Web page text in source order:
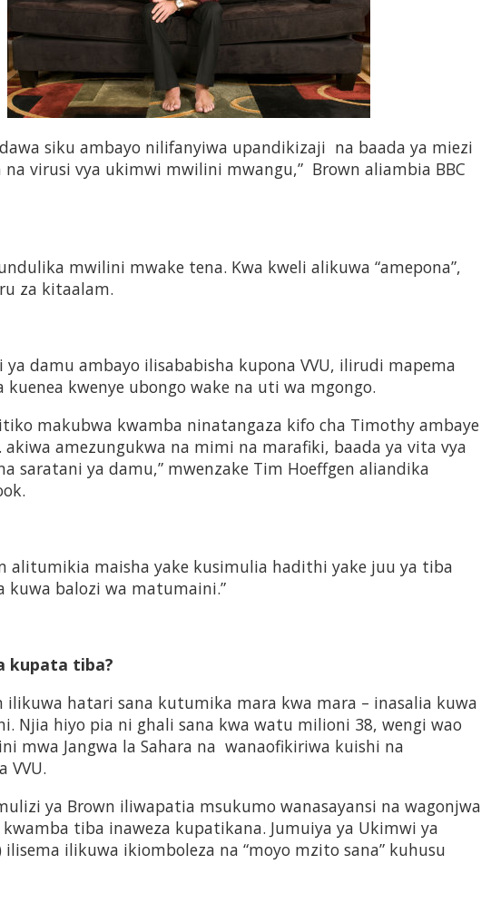
siku ambayo nilifanyiwa upandikizaji na baada ya miezi
virusi vya ukimwi mwilini mwangu,” Brown aliambia BBC
mwilini mwake tena. Kwa kweli alikuwa “amepona”,
za kitaalam.
ya damu ambayo ilisababisha kupona VVU, ilirudi mapema
kuenea kwenye ubongo wake na uti wa mgongo.
makubwa kwamba ninatangaza kifo cha Timothy ambaye
amezungukwa na mimi na marafiki, baada ya vita vya
saratani ya damu,” mwenzake Tim Hoeffgen aliandika
alitumikia maisha yake kusimulia hadithi yake juu ya tiba
kuwa balozi wa matumaini.”
kupata tiba?
ilikuwa hatari sana kutumika mara kwa mara – inasalia kuwa
Njia hiyo pia ni ghali sana kwa watu milioni 38, wengi wao
mwa Jangwa la Sahara na wanaofikiriwa kuishi na
VVU.
ya Brown iliwapatia msukumo wanasayansi na wagonjwa
tiba inaweza kupatikana. Jumuiya ya Ukimwi ya
ilisema ilikuwa ikiomboleza na “moyo mzito sana” kuhusu